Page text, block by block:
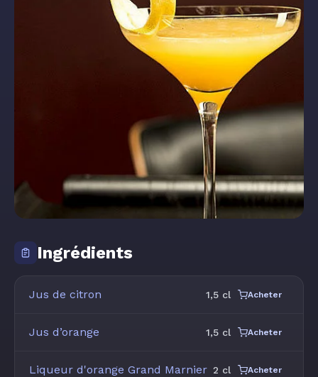
Ingrédients
Jus de citron 1,5 cl Acheter
Jus d’orange 1,5 cl Acheter
Liqueur d'orange Grand Marnier 2 cl Acheter